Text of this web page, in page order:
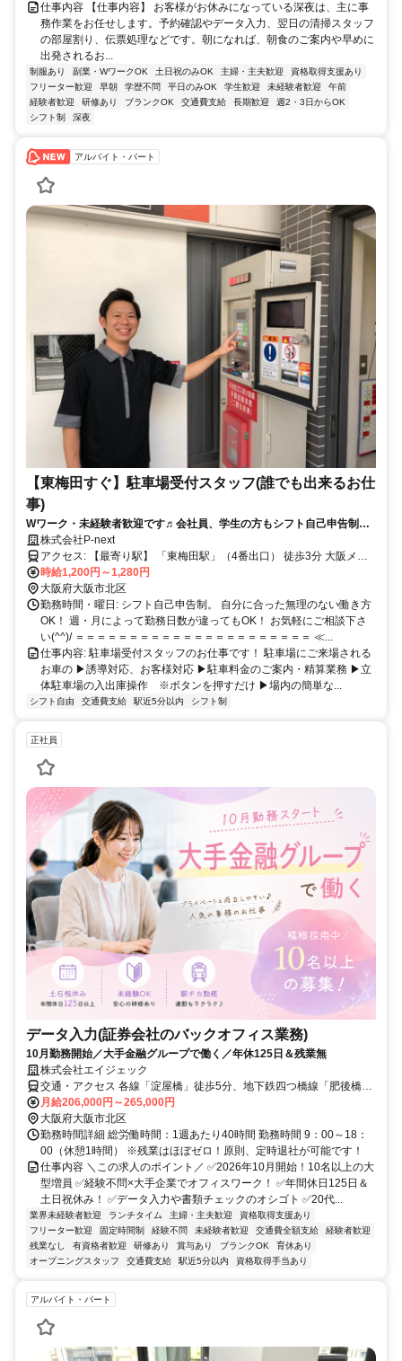
仕事内容 【仕事内容】 お客様がお休みになっている深夜は、主に事
務作業をお任せします。予約確認やデータ入力、翌日の清掃スタッフ
の部屋割り、伝票処理などです。朝になれば、朝食のご案内や早めに
出発されるお...
制服あり 副業・WワークOK 土日祝のみOK 主婦・主夫歓迎
資格取得支援あり
フリーター歓迎
早朝 学歴不問 平日のみOK 学生歓迎 未経験者歓迎
午前
経験者歓迎
研修あり ブランクOK 交通費支給 長期歓迎
週2・3日からOK
シフト制
深夜
アルバイト・パート
【東梅田すぐ】駐車場受付スタッフ(誰でも出来るお仕
事)
Wワーク・未経験者歓迎です♬会社員、学生の方もシフト自己申告制な
ので自分に合った無理のない働き方OK！駅からすぐの勤務です(^_-)-☆
株式会社P-next
アクセス: 【最寄り駅】 「東梅田駅」（4番出口） 徒歩3分 大阪メト
ロ谷町線「東梅田駅」（4番出口）徒歩3分 JR「大阪駅」(御堂筋南
口)徒歩8分 大阪メトロ御堂筋線「梅田駅」（南改札）徒歩6分 阪急
「大阪梅田駅」（2階中央改札）徒歩9分 JR東西線「北新地駅」(11-
44番出口)徒歩5分
時給1,200円～1,280円
大阪府大阪市北区
勤務時間・曜日: シフト自己申告制。 自分に合った無理のない働き方
OK！ 週・月によって勤務日数が違ってもOK！ お気軽にご相談下さ
い(^^)/ ＝＝＝＝＝＝＝＝＝＝＝＝＝＝＝＝＝＝＝＝＝＝ ≪...
仕事内容: 駐車場受付スタッフのお仕事です！ 駐車場にご来場される
お車の ▶誘導対応、お客様対応 ▶駐車料金のご案内・精算業務 ▶立
体駐車場の入出庫操作 ※ボタンを押すだけ ▶場内の簡単な...
シフト自由 交通費支給 駅近5分以内 シフト制
正社員
データ入力(証券会社のバックオフィス業務)
10月勤務開始／大手金融グループで働く／年休125日＆残業無
株式会社エイジェック
交通・アクセス 各線「淀屋橋」徒歩5分、地下鉄四つ橋線「肥後橋」
徒歩3分
月給206,000円～265,000円
大阪府大阪市北区
勤務時間詳細 総労働時間：1週あたり40時間 勤務時間 9：00～18：
00（休憩1時間） ※残業はほぼゼロ！原則、定時退社が可能です！
仕事内容 ＼この求人のポイント／ ✅2026年10月開始！10名以上の大
型増員 ✅経験不問×大手企業でオフィスワーク！ ✅年間休日125日＆
土日祝休み！ ✅データ入力や書類チェックのオシゴト ✅20代...
業界未経験者歓迎 ランチタイム 主婦・主夫歓迎
資格取得支援あり
フリーター歓迎
固定時間制 経験不問 未経験者歓迎 交通費全額支給
経験者歓迎
残業なし
有資格者歓迎 研修あり 賞与あり ブランクOK
育休あり
オープニングスタッフ
交通費支給 駅近5分以内 資格取得手当あり
アルバイト・パート